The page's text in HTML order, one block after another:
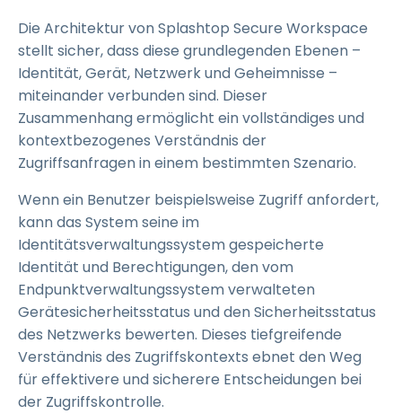
Die Architektur von Splashtop Secure Workspace
stellt sicher, dass diese grundlegenden Ebenen –
Identität, Gerät, Netzwerk und Geheimnisse –
miteinander verbunden sind. Dieser
Zusammenhang ermöglicht ein vollständiges und
kontextbezogenes Verständnis der
Zugriffsanfragen in einem bestimmten Szenario.
Wenn ein Benutzer beispielsweise Zugriff anfordert,
kann das System seine im
Identitätsverwaltungssystem gespeicherte
Identität und Berechtigungen, den vom
Endpunktverwaltungssystem verwalteten
Gerätesicherheitsstatus und den Sicherheitsstatus
des Netzwerks bewerten. Dieses tiefgreifende
Verständnis des Zugriffskontexts ebnet den Weg
für effektivere und sicherere Entscheidungen bei
der Zugriffskontrolle.